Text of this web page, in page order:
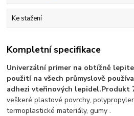
Ke stažení
Kompletní specifikace
Univerzální primer na obtížně
použití na všech průmyslově
adhezi vteřinových lepidel.Produkt
veškeré plastové povrchy,
termoplastické materiály, gumy .